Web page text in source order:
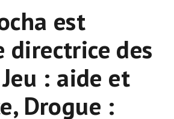
est
directrice des
: aide et
Drogue :